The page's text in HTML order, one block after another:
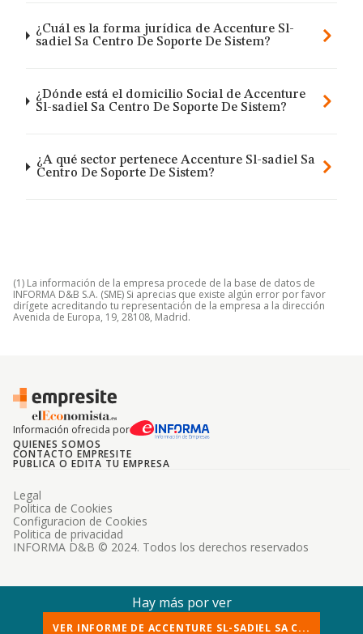
¿Cuál es la forma jurídica de Accenture Sl-
sadiel Sa Centro De Soporte De Sistem?
¿Dónde está el domicilio Social de Accenture
Sl-sadiel Sa Centro De Soporte De Sistem?
¿A qué sector pertenece Accenture Sl-sadiel Sa
Centro De Soporte De Sistem?
(1) La información de la empresa procede de la base de datos de
INFORMA D&B S.A. (SME) Si aprecias que existe algún error por favor
dirígete acreditando tu representación de la empresa a la dirección
Avenida de Europa, 19, 28108, Madrid.
Información ofrecida por
QUIENES SOMOS
CONTACTO EMPRESITE
PUBLICA O EDITA TU EMPRESA
INFORMA D&B © 2024. Todos los derechos reservados
Legal
Politica de Cookies
Configuracion de Cookies
Politica de privacidad
Hay más por ver
VER INFORME DE ACCENTURE SL-SADIEL SA C...